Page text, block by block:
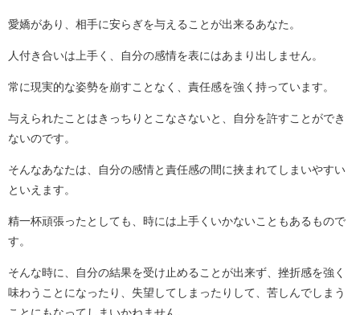
愛嬌があり、相手に安らぎを与えることが出来るあなた。
人付き合いは上手く、自分の感情を表にはあまり出しません。
常に現実的な姿勢を崩すことなく、責任感を強く持っています。
与えられたことはきっちりとこなさないと、自分を許すことができ
ないのです。
そんなあなたは、自分の感情と責任感の間に挟まれてしまいやすい
といえます。
精一杯頑張ったとしても、時には上手くいかないこともあるもので
す。
そんな時に、自分の結果を受け止めることが出来ず、挫折感を強く
味わうことになったり、失望してしまったりして、苦しんでしまう